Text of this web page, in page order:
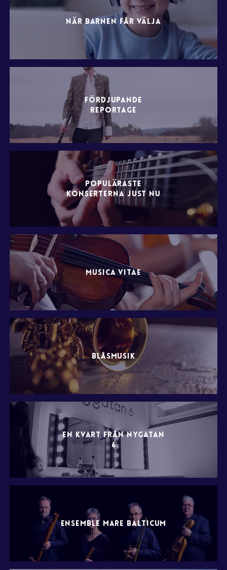
NÄR BARNEN FÅR VÄLJA
FÖRDJUPANDE
REPORTAGE
POPULÄRASTE
KONSERTERNA JUST NU
MUSICA VITAE
BLÅSMUSIK
EN KVART FRÅN NYGATAN
6
ENSEMBLE MARE BALTICUM